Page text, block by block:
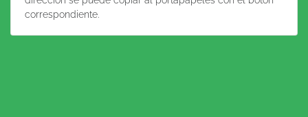
correspondiente.